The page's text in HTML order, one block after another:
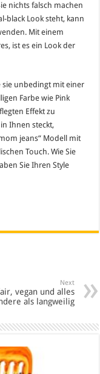
nichts falsch machen
black Look steht, kann
Mit einem
ist es ein Look der
sie unbedingt mit einer
Farbe wie Pink
Effekt zu
Ihnen steckt,
jeans“ Modell mit
Touch. Wie Sie
Sie Ihren Style
Next
vegan und alles
als langweilig